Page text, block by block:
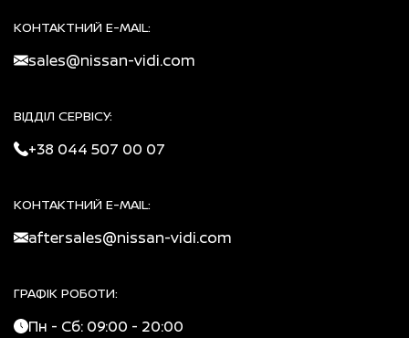
КОНТАКТНИЙ E-MAIL:
sales@nissan-vidi.com
ВІДДІЛ СЕРВІСУ:
+38 044 507 00 07
КОНТАКТНИЙ E-MAIL:
aftersales@nissan-vidi.com
ГРАФІК РОБОТИ:
Пн - Сб: 09:00 - 20:00